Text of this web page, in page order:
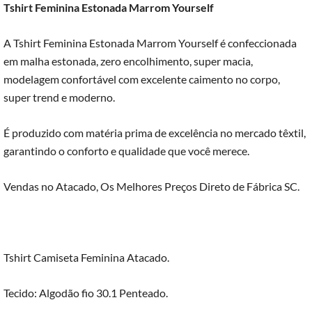
Tshirt Feminina Estonada Marrom Yourself
A Tshirt Feminina Estonada Marrom Yourself é confeccionada
em malha estonada, zero encolhimento, super macia,
modelagem confortável com excelente caimento no corpo,
super trend e moderno.
É produzido com matéria prima de excelência no mercado têxtil,
garantindo o conforto e qualidade que você merece.
Vendas no Atacado, Os Melhores Preços Direto de Fábrica SC.
Tshirt Camiseta Feminina Atacado.
Tecido: Algodão fio 30.1 Penteado.